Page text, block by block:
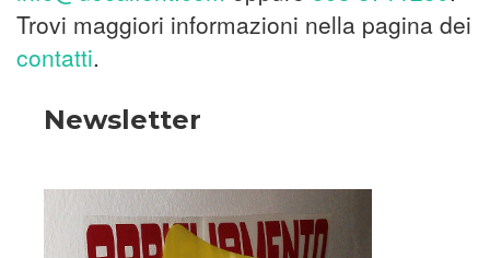
Trovi maggiori informazioni nella pagina dei
contatti.
Newsletter